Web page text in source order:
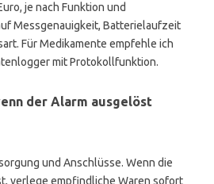
je nach Funktion und
Messgenauigkeit, Batterielaufzeit
Für Medikamente empfehle ich
mit Protokollfunktion.
der Alarm ausgelöst
und Anschlüsse. Wenn die
verlege empfindliche Waren sofort